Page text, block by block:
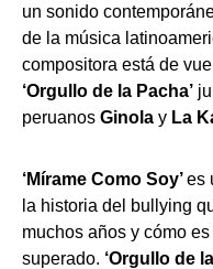
un sonido
de la música
compositora está de
‘Orgullo de la Pacha’
peruanos Ginola y La
‘Mírame Como Soy’es
la historia del bullying
muchos años y cómo
superado. ‘Orgullo de